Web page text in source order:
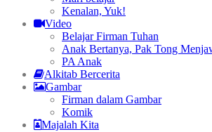
Kenalan, Yuk!
Video
Belajar Firman Tuhan
Anak Bertanya, Pak Tong
PA Anak
Alkitab Bercerita
Gambar
Firman dalam Gambar
Komik
Majalah Kita